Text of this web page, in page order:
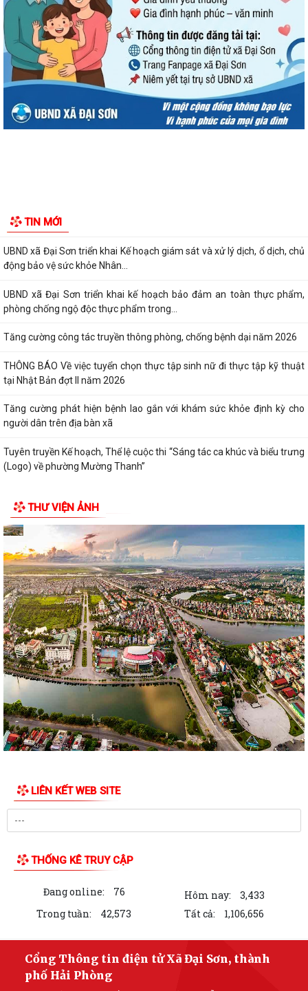
TIN MỚI
Đại Sơn tổ chức lễ tâm linh, động thổ phục vụ lấy mẫu hài cốt liệt sĩ
giám định ADN
UBND xã Đại Sơn triển khai Kế hoạch giám sát và xử lý dịch, ổ dịch, chủ
động bảo vệ sức khỏe Nhân...
UBND xã Đại Sơn triển khai kế hoạch bảo đảm an toàn thực phẩm,
phòng chống ngộ độc thực phẩm trong...
người dân trên địa bàn xã
Tuyên truyền Kế hoạch, Thể lệ cuộc thi “Sáng tác ca khúc và biểu trưng
(Logo) về phường Mường Thanh”
UBND xã ban hành Công văn đình chỉ lưu hành lưu hành, thu hồi và
tiêu huỷ mỹ phẩm không đạt chất...
Đại Sơn triển khai Kế hoạch thực hiện Chỉ thị số 31-CT/TW về tăng
UBND xã Đại Sơn ban hành Kế hoạch thực hiện Chỉ thị số 04-CT/TW về
KỶ NIỆM 96 NĂM NGÀY TRUYỀN THỐNG NGÀNH TUYÊN GIÁO CỦA
Tuyên truyền Hội nghị công bố các Quyết định của Thủ tướng Chính
Đại Sơn quán triệt, tuyên truyền Kế hoạch của Ban Thường vụ Thành
ủy về xây dựng đội ngũ cán bộ...
THỦ TỤC HÀNH CHÍNH BAN HÀNH MỚI, ĐƯỢC SỬA ĐỔI, BỔ SUNG LĨNH
VỰC PHÁT THANH TRUYỀN HÌNH VÀ THÔNG...
Hưởng ứng Ngày Thế giới phòng, chống mua bán người và Ngày toàn
dân phòng, chống mua bán người...
Phòng Giao dịch NHCSXH Tứ Kỳ giải ngân khoản vay đầu tiên theo
Quyết định số 08/2026/QĐ-TTg
Màu áo xanh Khát Vọng Trẻ để lại nhiều dấu ấn tại xã Đại Sơn
Đảng bộ xã Đại Sơn học tập Nghị quyết Trung ương 3 khóa XIV
Đại Sơn phát động toàn dân tập luyện môn bơi, phòng, chống đuối
nước và tổ chức thành công Giải bơi...
THÔNG BÁO Kết quả thẩm định hồ sơ xét thăng hạng chức danh nghề
nghiệp giáo viên mầm non, phổ thông...
Ban Chỉ huy Quân sự xã Đại Sơn tặng quà gia đình chính sách nhân
Đại Sơn tổ chức Lễ dâng hương, thắp nến tri ân tại 4 nghĩa trang liệt sĩ
Đại Sơn tổ chức Lễ cầu siêu tri ân các Anh hùng liệt sĩ
Chi hội Cựu chiến binh thôn Xuân Nẻo tổ chức sinh hoạt chuyên đề
giáo dục truyền thống cách mạng
THƯ VIỆN ẢNH
LIÊN KẾT WEB SITE
THỐNG KÊ TRUY CẬP
Đang online: 76 Hôm nay:
3,433
Trong tuần:
42,573 Tất cả: 1,106,656
Cổng Thông tin điện tử Xã Đại Sơn, thành
phố Hải Phòng